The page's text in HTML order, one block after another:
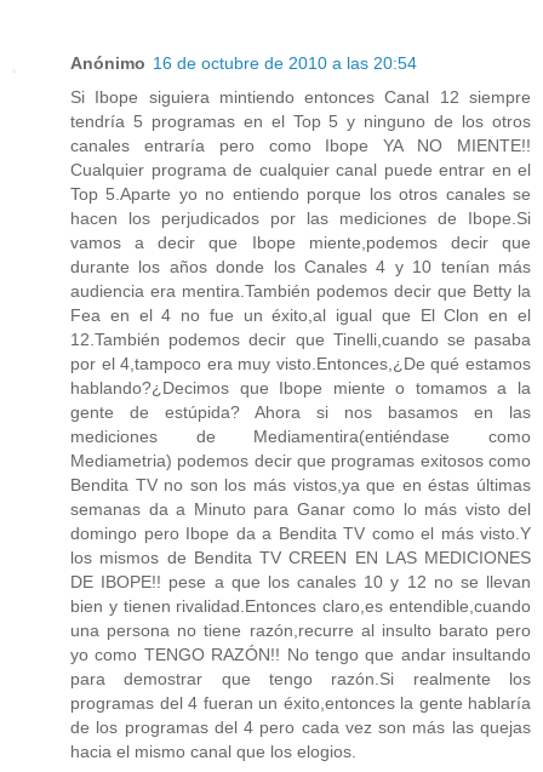
Anónimo 16 de octubre de 2010 a las 20:54
Si Ibope siguiera mintiendo entonces Canal 12 siempre
tendría 5 programas en el Top 5 y ninguno de los otros
canales entraría pero como Ibope YA NO MIENTE!!
Cualquier programa de cualquier canal puede entrar en el
Top 5.Aparte yo no entiendo porque los otros canales se
hacen los perjudicados por las mediciones de Ibope.Si
vamos a decir que Ibope miente,podemos decir que
durante los años donde los Canales 4 y 10 tenían más
audiencia era mentira.También podemos decir que Betty la
Fea en el 4 no fue un éxito,al igual que El Clon en el
12.También podemos decir que Tinelli,cuando se pasaba
por el 4,tampoco era muy visto.Entonces,¿De qué estamos
hablando?¿Decimos que Ibope miente o tomamos a la
gente de estúpida? Ahora si nos basamos en las
mediciones de Mediamentira(entiéndase como
Mediametria) podemos decir que programas exitosos como
Bendita TV no son los más vistos,ya que en éstas últimas
semanas da a Minuto para Ganar como lo más visto del
domingo pero Ibope da a Bendita TV como el más visto.Y
los mismos de Bendita TV CREEN EN LAS MEDICIONES
DE IBOPE!! pese a que los canales 10 y 12 no se llevan
bien y tienen rivalidad.Entonces claro,es entendible,cuando
una persona no tiene razón,recurre al insulto barato pero
yo como TENGO RAZÓN!! No tengo que andar insultando
para demostrar que tengo razón.Si realmente los
programas del 4 fueran un éxito,entonces la gente hablaría
de los programas del 4 pero cada vez son más las quejas
hacia el mismo canal que los elogios.